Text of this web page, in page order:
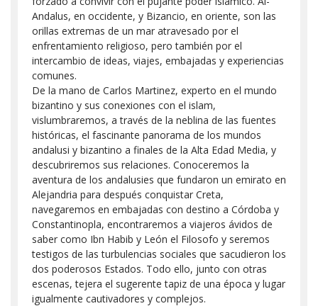
Andalus, en occidente, y Bizancio, en oriente, son las
orillas extremas de un mar atravesado por el
enfrentamiento religioso, pero también por el
intercambio de ideas, viajes, embajadas y experiencias
comunes.
De la mano de Carlos Martinez, experto en el mundo
bizantino y sus conexiones con el islam,
vislumbraremos, a través de la neblina de las fuentes
históricas, el fascinante panorama de los mundos
andalusi y bizantino a finales de la Alta Edad Media, y
descubriremos sus relaciones. Conoceremos la
aventura de los andalusies que fundaron un emirato en
Alejandria para después conquistar Creta,
navegaremos en embajadas con destino a Córdoba y
Constantinopla, encontraremos a viajeros ávidos de
saber como Ibn Habib y León el Filosofo y seremos
testigos de las turbulencias sociales que sacudieron los
dos poderosos Estados. Todo ello, junto con otras
escenas, tejera el sugerente tapiz de una época y lugar
igualmente cautivadores y complejos.